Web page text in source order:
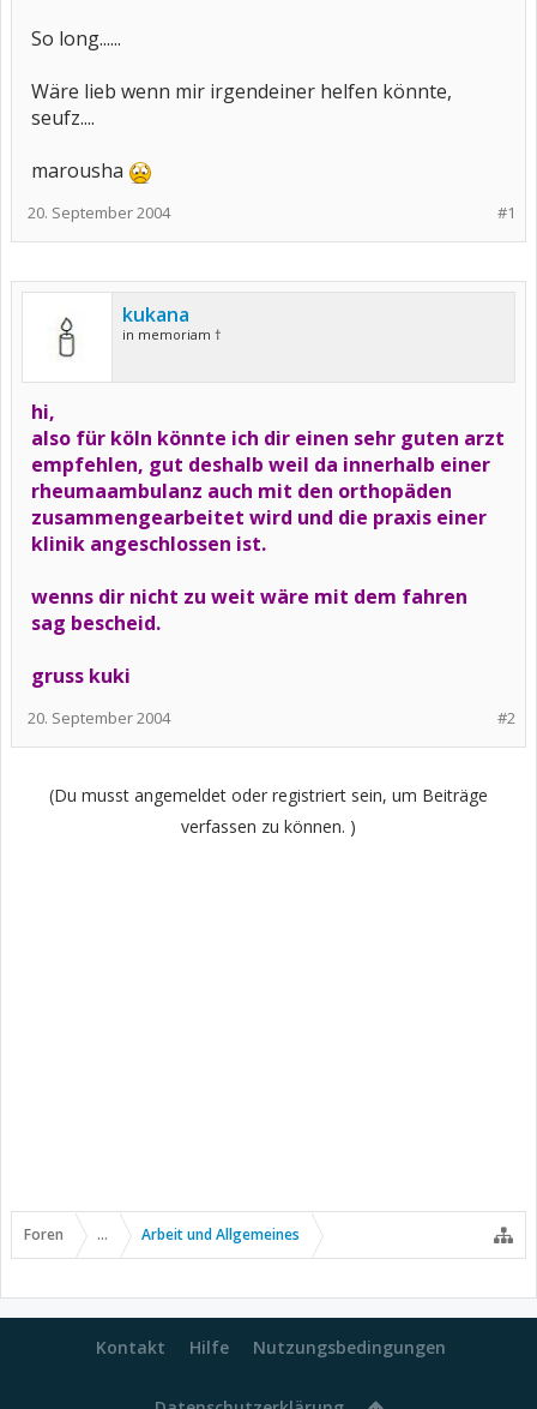
So long......
Wäre lieb wenn mir irgendeiner helfen könnte,
seufz....
marousha
#1
20. September 2004
kukana
in memoriam †
hi,
also für köln könnte ich dir einen sehr guten arzt
empfehlen, gut deshalb weil da innerhalb einer
rheumaambulanz auch mit den orthopäden
zusammengearbeitet wird und die praxis einer
klinik angeschlossen ist.
wenns dir nicht zu weit wäre mit dem fahren
sag bescheid.
gruss kuki
#2
20. September 2004
(Du musst angemeldet oder registriert sein, um Beiträge
verfassen zu können. )
Foren ... Arbeit und Allgemeines
Kontakt Hilfe Nutzungsbedingungen